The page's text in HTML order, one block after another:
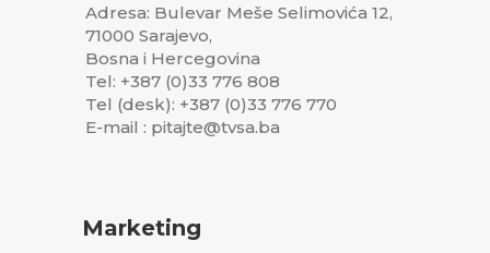
Adresa: Bulevar Meše Selimovića 12,
71000 Sarajevo,
Bosna i Hercegovina
Tel: +387 (0)33 776 808
Tel (desk): +387 (0)33 776 770
E-mail : pitajte@tvsa.ba
Marketing